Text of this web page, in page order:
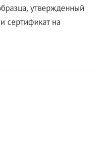
утвержденный
сертификат на